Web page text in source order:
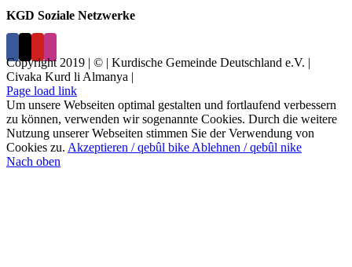
KGD Soziale Netzwerke
Copyright 2019 | © | Kurdische Gemeinde Deutschland e.V. |
Civaka Kurd li Almanya |
Page load link
Um unsere Webseiten optimal gestalten und fortlaufend verbessern
zu können, verwenden wir sogenannte Cookies. Durch die weitere
Nutzung unserer Webseiten stimmen Sie der Verwendung von
Cookies zu. Akzeptieren / qebûl bike Ablehnen / qebûl nike
Nach oben